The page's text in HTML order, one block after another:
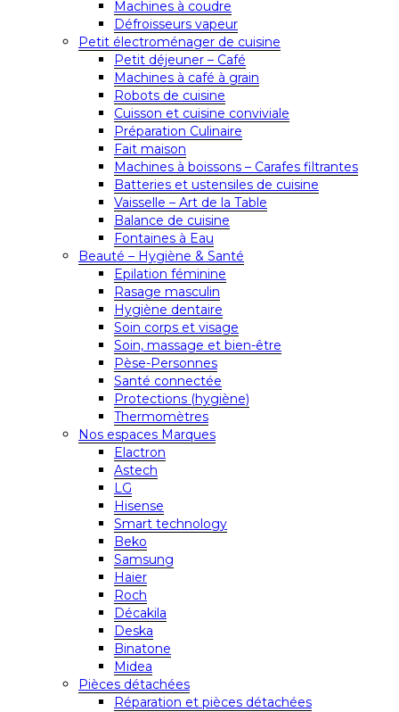
Machines à coudre
Défroisseurs vapeur
Petit électroménager de cuisine
Petit déjeuner – Café
Machines à café à grain
Robots de cuisine
Cuisson et cuisine conviviale
Préparation Culinaire
Fait maison
Machines à boissons – Carafes filtrantes
Batteries et ustensiles de cuisine
Vaisselle – Art de la Table
Balance de cuisine
Fontaines à Eau
Beauté – Hygiène & Santé
Epilation féminine
Rasage masculin
Hygiène dentaire
Soin corps et visage
Soin, massage et bien-être
Pèse-Personnes
Santé connectée
Protections (hygiène)
Thermomètres
Nos espaces Marques
Elactron
Astech
LG
Hisense
Smart technology
Beko
Samsung
Haier
Roch
Décakila
Deska
Binatone
Midea
Pièces détachées
Réparation et pièces détachées